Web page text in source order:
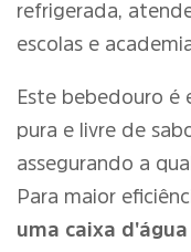
refrigerada,
escolas e
Este bebedouro é
pura e livre de
assegurando a
Para maior
uma caixa